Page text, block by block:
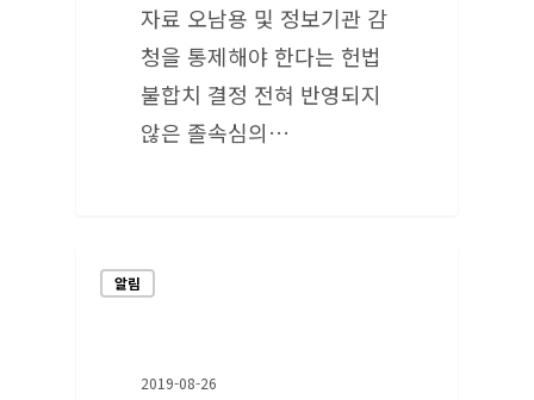
자료 오남용 및 정보기관 감
청을 통제해야 한다는 헌법
불합치 결정 전혀 반영되지
않은 졸속심의…
알림
2019-08-26